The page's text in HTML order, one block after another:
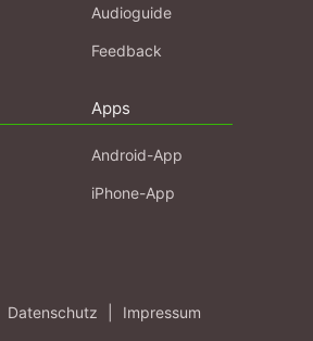
Audioguide
Feedback
Apps
Android-App
iPhone-App
Datenschutz Impressum